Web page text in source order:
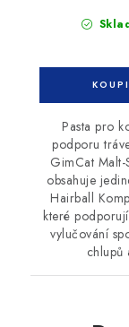
Pasta pro
podporu
GimCat Malt-
obsahuje
Hairball
které
vylučování
chlupů